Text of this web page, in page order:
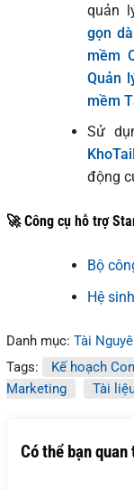
quản
gọn
mềm
Quản
mềm
Sử
động
🚀 Công cụ hỗ trợ
Bộ
Hệ
Danh mục: Tài
Tags:
Kế hoạch
Marketing
Tài
Có thể bạn quan